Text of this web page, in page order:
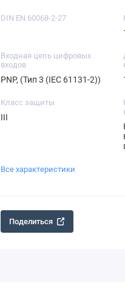
DIN EN 60068-2-27
Входная цепь цифровых
входов
PNP, (Тип 3 (IEC 61131-2))
Класс защиты
III
Все характеристики
Поделиться